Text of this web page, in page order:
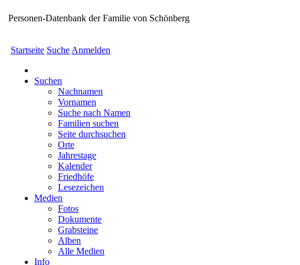
Personen-Datenbank der Familie von Schönberg
Startseite Suche Anmelden
Suchen
Nachnamen
Vornamen
Suche nach Namen
Familien suchen
Seite durchsuchen
Orte
Jahrestage
Kalender
Friedhöfe
Lesezeichen
Medien
Fotos
Dokumente
Grabsteine
Alben
Alle Medien
Info